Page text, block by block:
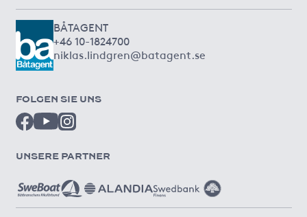
BÅTAGENT
+46 10-1824700
niklas.lindgren@batagent.se
FOLGEN SIE UNS
UNSERE PARTNER